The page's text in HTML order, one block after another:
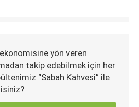
yön veren
takip edebilmek için her
“Sabah Kahvesi” ile